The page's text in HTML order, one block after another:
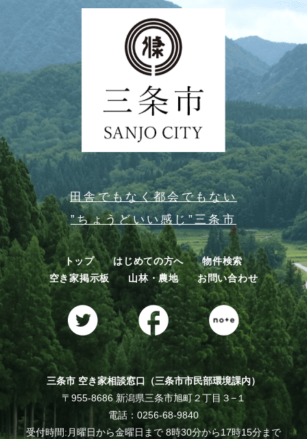
田舎でもなく都会でもない
”ちょうどいい感じ”三条市
トップ はじめての方へ
物件検索
空き家掲示板
山林・農地 お問い合わせ
三条市 空き家相談窓口（三条市市民部環境課内）
〒955-8686 新潟県三条市旭町２丁目３−１
電話：0256-68-9840
受付時間:月曜日から金曜日まで 8時30分から17時15分まで